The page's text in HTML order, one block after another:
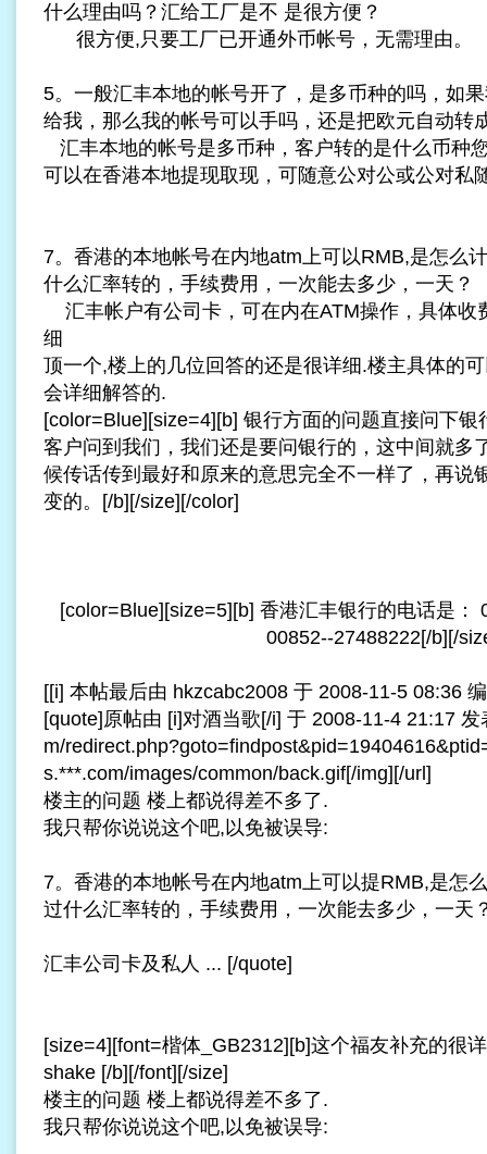
什么理由吗？汇给工厂是不 是很方便？
很方便,只要工厂已开通外币帐号，无需理由。
5。一般汇丰本地的帐号开了，是多币种的吗，如
给我，那么我的帐号可以手吗，还是把欧元自动转
汇丰本地的帐号是多币种，客户转的是什么币种
可以在香港本地提现取现，可随意公对公或公对私
7。香港的本地帐号在内地atm上可以RMB,是怎么
什么汇率转的，手续费用，一次能去多少，一天？
汇丰帐户有公司卡，可在内在ATM操作，具体收
细
顶一个,楼上的几位回答的还是很详细.楼主具体的
会详细解答的.
[color=Blue][size=4][b] 银行方面的问题直接问下银
客户问到我们，我们还是要问银行的，这中间就多
候传话传到最好和原来的意思完全不一样了，再说
变的。[/b][/size][/color]
[color=Blue][size=5][b] 香港汇丰银行的电话是：
00852--27488222[/b][/size][/
[[i] 本帖最后由 hkzcabc2008 于 2008-11-5 08:36
[quote]原帖由 [i]对酒当歌[/i] 于 2008-11-4 21:17
m/
s.***.com/images/common/back.gif[/img][/url]
楼主的问题 楼上都说得差不多了.
我只帮你说说这个吧,以免被误导:
7。香港的本地帐号在内地atm上可以提RMB,是怎
过什么汇率转的，手续费用，一次能去多少，一天
汇丰公司卡及私人 ... [/quote]
[size=4][font=楷体_GB2312][b]这个福友补充的很
shake [/b][/font][/size]
楼主的问题 楼上都说得差不多了.
我只帮你说说这个吧,以免被误导: